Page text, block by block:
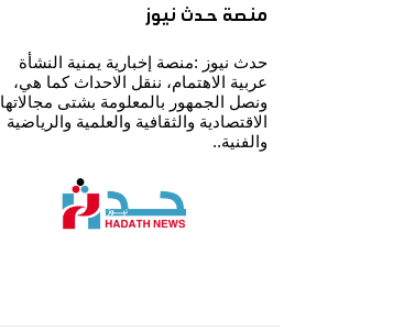
منصة حدث نيوز
حدث نيوز :منصة إخبارية يمنية النشأة
عربية الاهتمام، ننقل الاحداث كما هي،
ونصل الجمهور بالمعلومة بشتى مجالاتها
الاقتصادية والثقافية والعلمية والرياضية
والفنية..